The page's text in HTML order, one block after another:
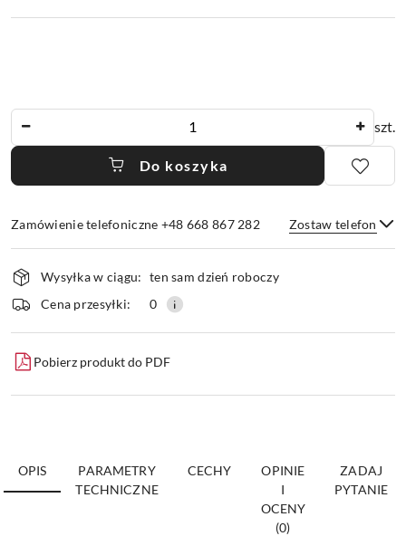
szt.
Do koszyka
Zamówienie telefoniczne +48 668 867 282 Zostaw telefon
Wyślij
Dostępność
i
dostawa
Wysyłka w ciągu: ten sam dzień roboczy
Cena przesyłki:
0
Pobierz produkt do PDF
OPIS
PARAMETRY
TECHNICZNE
CECHY
OPINIE
I
OCENY
(0)
ZADAJ
PYTANIE